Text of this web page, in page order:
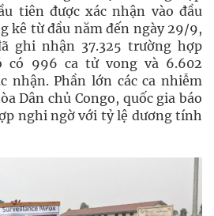
tiên được xác nhận vào đầu
kê từ đầu năm đến ngày 29/9,
ghi nhận 37.325 trường hợp
có 996 ca tử vong và 6.602
nhận. Phần lớn các ca nhiễm
Dân chủ Congo, quốc gia báo
nghi ngờ với tỷ lệ dương tính